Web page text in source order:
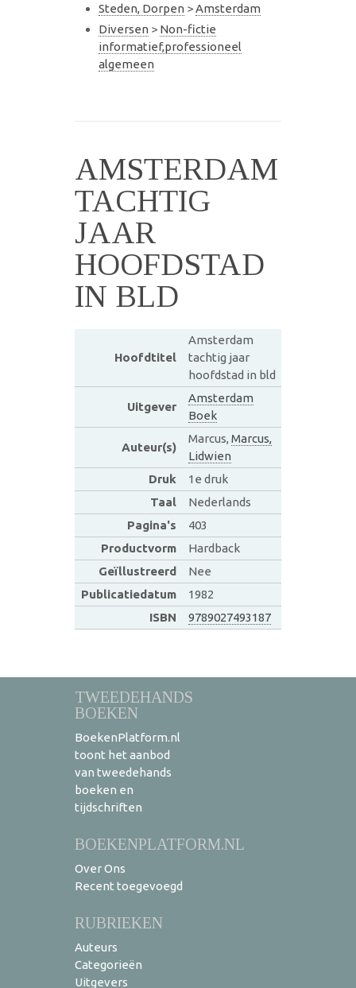
Steden, Dorpen >Amsterdam
Diversen > Non-fictie
informatief,professioneel
algemeen
AMSTERDAM
TACHTIG
JAAR
HOOFDSTAD
IN BLD
Hoofdtitel
Amsterdam
tachtig jaar
hoofdstad in bld
Uitgever
Amsterdam
Boek
Auteur(s)
Marcus, Marcus,
Lidwien
Druk
1e druk
Taal
Nederlands
Pagina's
403
Productvorm
Hardback
Geïllustreerd
Nee
Publicatiedatum
1982
ISBN
9789027493187
TWEEDEHANDS
BOEKEN
BoekenPlatform.nl
toont het aanbod
van tweedehands
boeken en
tijdschriften
BOEKENPLATFORM.NL
Over Ons
Recent toegevoegd
RUBRIEKEN
Auteurs
Categorieën
Uitgevers